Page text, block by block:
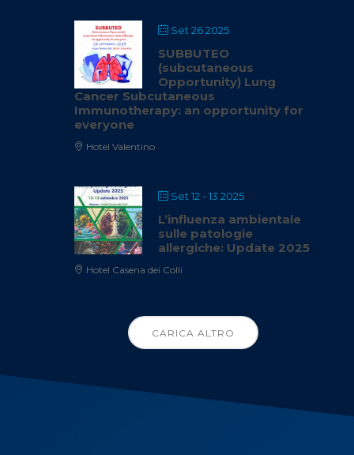
Set 26 2025
SUBBUTEO
(subcutaneous
Opportunity) Lung
Cancer Subcutaneous
Immunotherapy: an opportunity for
everyone
Hotel Valentino
Set 12 - 13 2025
L’influenza ambientale
sulle patologie
allergiche: Update 2025
Hotel Casena dei Colli
CARICA ALTRO